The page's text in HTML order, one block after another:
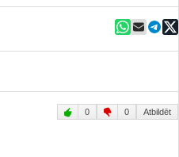
0 0 Atbildēt